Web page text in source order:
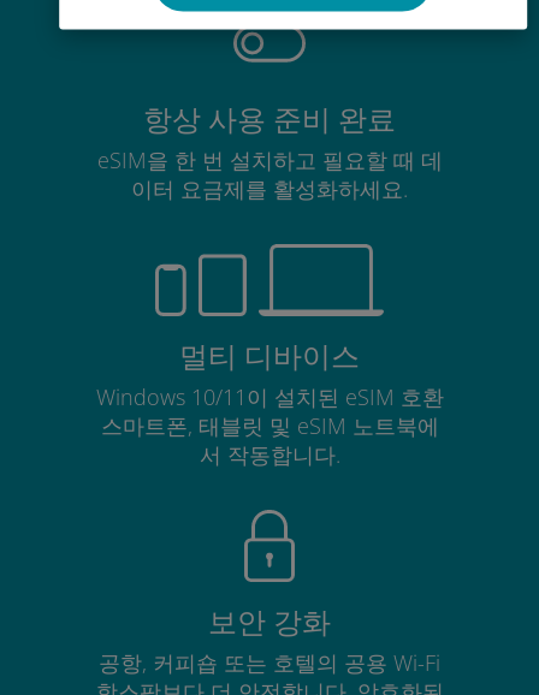
항상 사용 준비 완료
eSIM을 한 번 설치하고 필요할 때 데
이터 요금제를 활성화하세요.
멀티 디바이스
Windows 10/11이 설치된 eSIM 호환
스마트폰, 태블릿 및 eSIM 노트북에
서 작동합니다.
보안 강화
공항, 커피숍 또는 호텔의 공용 Wi-Fi